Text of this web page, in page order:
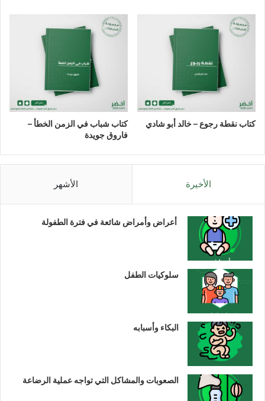
كتاب نقطة رجوع – خالد أبو شادي
كتاب شباب في الزمن الخطأ –
فاروق جويدة
الأخيرة الأشهر
أعراض وأمراض شائعة في فترة الطفولة
سلوكيات الطفل
البكاء وأسبابه
الصعوبات والمشاكل التي تواجه عملية الرضاعة